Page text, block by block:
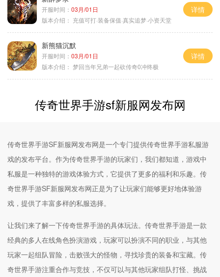
开服时间： 03月/01日
版本介绍： 充值可打·装备保值·真实追梦·小资天堂
详情
新熊猫沉默
开服时间： 03月/01日
版本介绍： 梦回当年兄弟一起砍传奇0冲终极
详情
传奇世界手游sf新服网发布网
传奇世界手游SF新服网发布网是一个专门提供传奇世界手游私服游
戏的发布平台。作为传奇世界手游的玩家们，我们都知道，游戏中
私服是一种独特的游戏体验方式，它提供了更多的福利和乐趣。传
奇世界手游SF新服网发布网正是为了让玩家们能够更好地体验游
戏，提供了丰富多样的私服选择。
让我们来了解一下传奇世界手游的具体玩法。传奇世界手游是一款
经典的多人在线角色扮演游戏，玩家可以扮演不同的职业，与其他
玩家一起组队冒险，击败强大的怪物，寻找珍贵的装备和宝藏。传
奇世界手游注重合作与竞技，不仅可以与其他玩家组队打怪、挑战